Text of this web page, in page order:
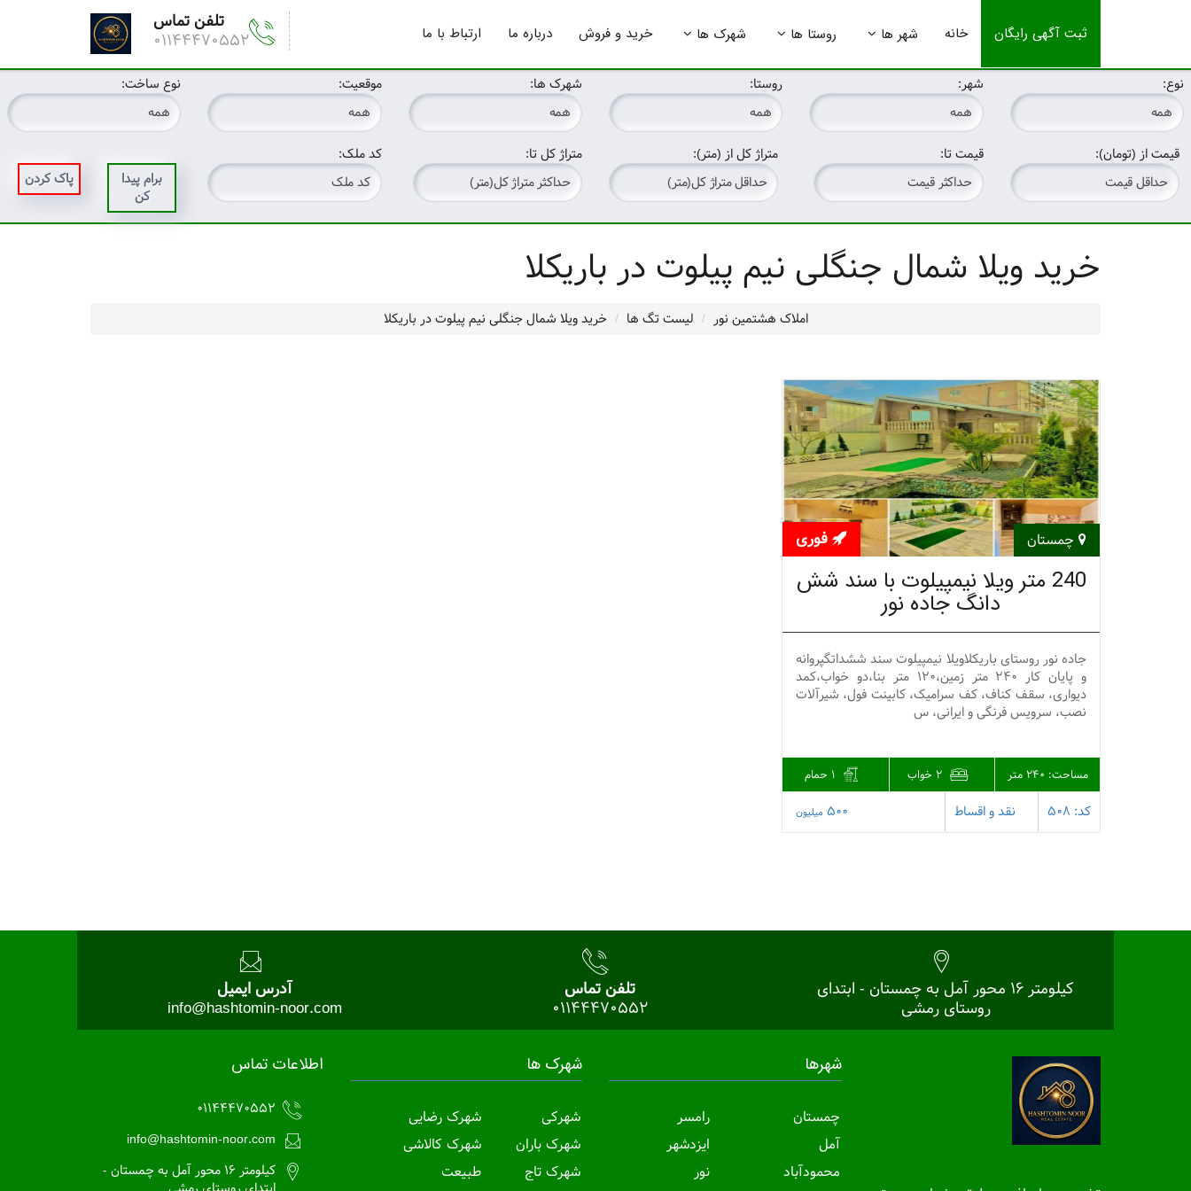
تلفن تماس
01144470552 ثبت آگهی رایگان خانه شهر ها روستا ها شهرک ها خرید و فروش درباره ما ارتباط با ما
نوع ساخت: موقعیت: شهرک ها: روستا: شهر: نوع:
برام پیدا
کن
پاک کردن
کد ملک: متراژ کل از (متر): متراژ کل تا: قیمت از (تومان): قیمت تا:
خرید ویلا شمال جنگلی نیم پیلوت در باریکلا
املاک هشتمین نور لیست تگ ها خرید ویلا شمال جنگلی نیم پیلوت در باریکلا
چمستان فوری
240 متر ویلا نیمپیلوت با سند شش
دانگ جاده نور
جاده نور روستای باریکلاویلا نیمپیلوت سند ششداتگپروانه
و پایان کار 240 متر زمین،120 متر بنا،دو خواب،کمد
دیواری، سقف کناف، کف سرامیک، کابینت فول، شیرآلات
نصب، سرويس فرنگی و ایرانی، س
مساحت: 240 متر 2 خواب 1 حمام
500 میلیون کد: 508 نقد و اقساط
کیلومتر 16 محور آمل به چمستان - ابتدای
روستای رمشی
تلفن تماس
01144470552
آدرس ایمیل
info@hashtomin-noor.com
شهرها
چمستان
آمل
محمودآباد
رامسر
ایزدشهر
نور
شهرک ها
شهرکی
شهرک باران
شهرک تاج
شهرک رضایی
شهرک کالاشی
طبیعت
اطلاعات تماس
01144470552
info@hashtomin-noor.com
کیلومتر 16 محور آمل به چمستان -